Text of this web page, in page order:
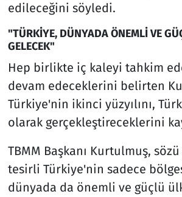
edileceğini söyledi.
"TÜRKİYE, DÜNYADA ÖNEMLİ VE
GELECEK"
Hep birlikte iç kaleyi tahkim
devam edeceklerini belirten
Türkiye'nin ikinci yüzyılını,
olarak gerçekleştireceklerini
TBMM Başkanı Kurtulmuş,
tesirli Türkiye'nin sadece
dünyada da önemli ve güçlü